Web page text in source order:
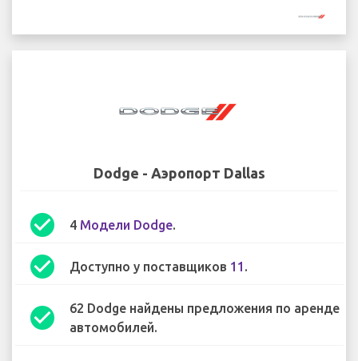
Dodge - Аэропорт Dallas
check_circle 4 Модели Dodge.
check_circle Доступно у поставщиков 11 .
check_circle
62 Dodge найдены предложения по аренде
автомобилей.